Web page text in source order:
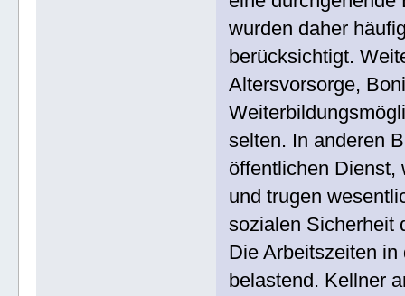
wurden daher
berücksichtigt.
Altersvorsorge,
selten. In anderen
öffentlichen Dienst,
und trugen
sozialen Sicherheit
Die Arbeitszeiten
belastend. Kellner